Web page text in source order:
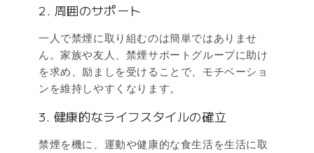
2. 周囲のサポート
一人で禁煙に取り組むのは簡単ではありませ
ん。家族や友人、禁煙サポートグループに助け
を求め、励ましを受けることで、モチベーショ
ンを維持しやすくなります。
3. 健康的なライフスタイルの確立
禁煙を機に、運動や健康的な食生活を生活に取